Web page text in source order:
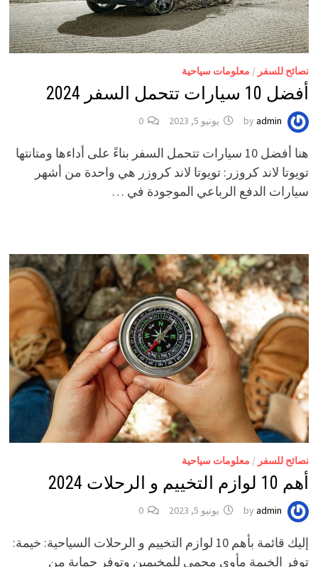
نصائح للسفر / معلومات سياحية
أفضل 10 سيارات تتحمل السفر 2024
byadmin يونيو 5, 2023 0
هنا أفضل 10 سيارات تتحمل السفر بناءً على أداءها ومتانتها
تويوتا لاند كروزر: تويوتا لاند كروزر هي واحدة من أشهر
سيارات الدفع الرباعي الموجودة في …
نصائح للسفر / معلومات سياحية
أهم 10 لوازم التخييم و الرحلات 2024
byadmin يونيو 5, 2023 0
إليك قائمة بأهم 10 لوازم التخييم و الرحلات السياحية: خيمة:
توفر الخيمة مأوى محمي للمخيمين وتوفر حماية من